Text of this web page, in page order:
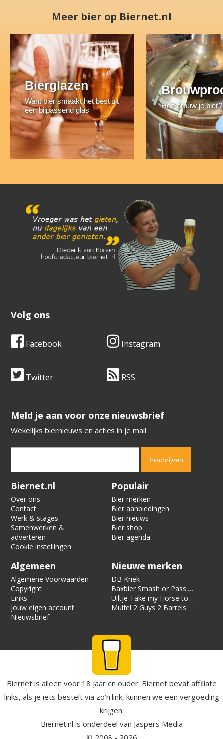
Meer bier op Biernet.nl
Bierglazen
Want bier smaakt het best uit
een bijpassend glas
Hoe brouw je bier?
Volg ons
Facebook Instagram
Twitter RSS
​​​​​​​Meld je aan voor onze nieuwsbrief
Wekelijks biernieuws en acties in je mail
Verification code:
Biernet.nl
Over ons
Contact
Werk & stages
Samenwerken &
adverteren
Cookie instellingen
Populair
Bier merken
Bier aanbiedingen
Bier nieuws
Bier shop
Bier agenda
Algemeen
Algemene Voorwaarden
Copyright
Links
Jouw eigen account
Nieuwsbrief
Nieuwe merken
DB Kriek
Baxbier Smash or Pass:
Strata
Uiltje Take my Horse to
the Hotel Room
Muifel 2 Guys 2 Barrels
Biernet is alleen voor 18 jaar en ouder. Biernet bevat affiliate
links, als je iets bestelt via zo’n link, kunnen we een vergoeding
krijgen.
Biernet.nl is onderdeel van Jaspers Media
© 2008 - 2026